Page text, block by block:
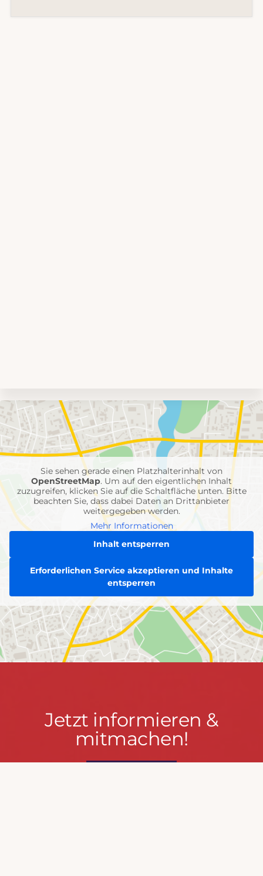
Umgebungskarte
mit
Feuerwehr-
Einheiten
Sie sehen gerade einen Platzhalterinhalt von
OpenStreetMap. Um auf den eigentlichen Inhalt
zuzugreifen, klicken Sie auf die Schaltfläche unten. Bitte
beachten Sie, dass dabei Daten an Drittanbieter
weitergegeben werden.
Mehr Informationen
Inhalt entsperren
Erforderlichen Service akzeptieren und Inhalte
entsperren
Jetzt
informieren
&
Jetzt informieren &
mitmachen!